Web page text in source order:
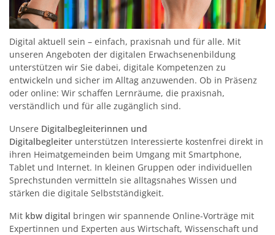
Digital aktuell sein – einfach, praxisnah und für alle. Mit
unseren Angeboten der digitalen Erwachsenenbildung
unterstützen wir Sie dabei, digitale Kompetenzen zu
entwickeln und sicher im Alltag anzuwenden. Ob in Präsenz
oder online: Wir schaffen Lernräume, die praxisnah,
verständlich und für alle zugänglich sind.
Unsere Digitalbegleiterinnen und
Digitalbegleiter unterstützen Interessierte kostenfrei direkt in
ihren Heimatgemeinden beim Umgang mit Smartphone,
Tablet und Internet. In kleinen Gruppen oder individuellen
Sprechstunden vermitteln sie alltagsnahes Wissen und
stärken die digitale Selbstständigkeit.
Mit kbw digital bringen wir spannende Online-Vorträge mit
Expertinnen und Experten aus Wirtschaft, Wissenschaft und